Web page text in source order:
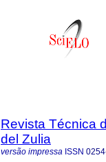
Revista Técnica
del Zulia
versão impressa ISSN